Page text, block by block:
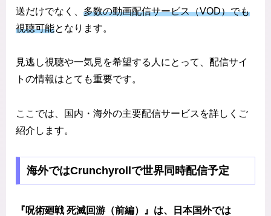
送だけでなく、 多数の動画配信サービス（VOD）でも
視聴可能となります。
見逃し視聴や一気見を希望する人にとって、配信サイ
トの情報はとても重要です。
ここでは、国内・海外の主要配信サービスを詳しくご
紹介します。
海外ではCrunchyrollで世界同時配信予定
『呪術廻戦 死滅回游（前編）』は、日本国外では